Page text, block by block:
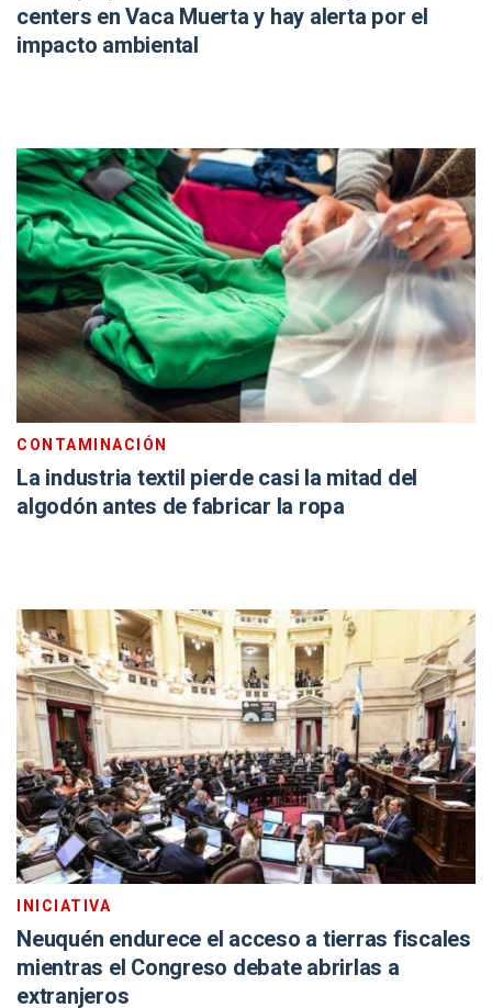
CONTAMINACIÓN
La industria textil pierde casi la mitad del
algodón antes de fabricar la ropa
INICIATIVA
Neuquén endurece el acceso a tierras fiscales
mientras el Congreso debate abrirlas a
extranjeros